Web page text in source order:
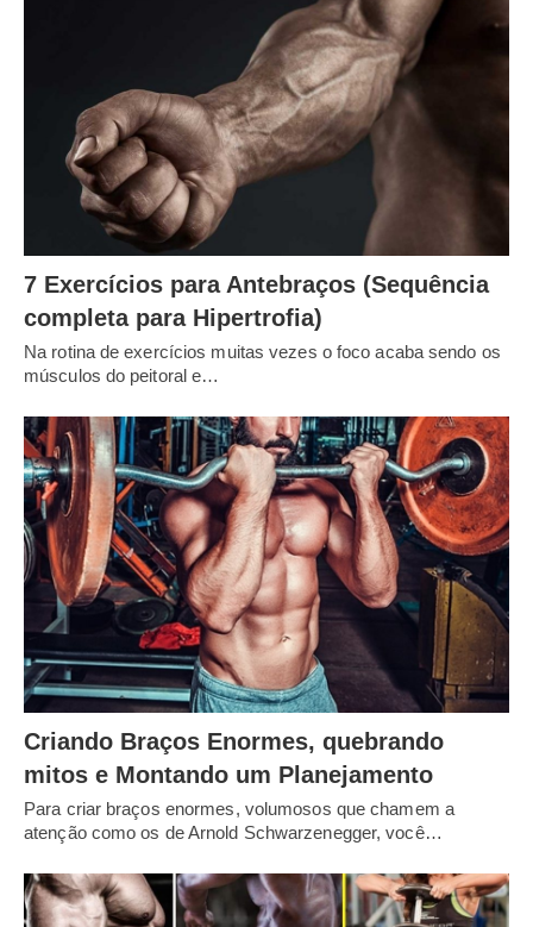
7 Exercícios para Antebraços (Sequência
completa para Hipertrofia)
Na rotina de exercícios muitas vezes o foco acaba sendo os
músculos do peitoral e…
Criando Braços Enormes, quebrando
mitos e Montando um Planejamento
Para criar braços enormes, volumosos que chamem a
atenção como os de Arnold Schwarzenegger, você…